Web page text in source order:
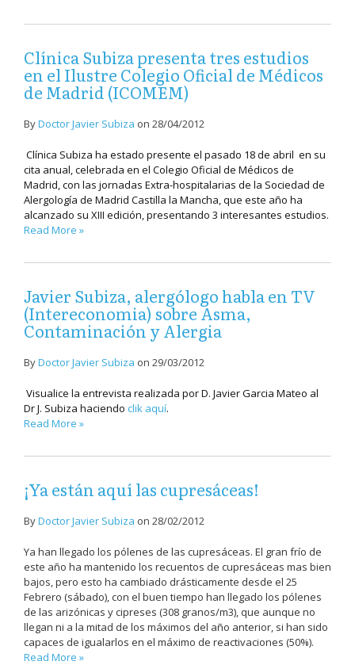
Clínica Subiza presenta tres estudios
en el Ilustre Colegio Oficial de Médicos
de Madrid (ICOMEM)
ByDoctor Javier Subiza on 28/04/2012
Clínica Subiza ha estado presente el pasado 18 de abril en su
cita anual, celebrada en el Colegio Oficial de Médicos de
Madrid, con las jornadas Extra-hospitalarias de la Sociedad de
Alergología de Madrid Castilla la Mancha, que este año ha
alcanzado su XIII edición, presentando 3 interesantes estudios.
Read More »
Javier Subiza, alergólogo habla en TV
(Intereconomia) sobre Asma,
Contaminación y Alergia
ByDoctor Javier Subiza on 29/03/2012
Visualice la entrevista realizada por D. Javier Garcia Mateo al
Dr J. Subiza haciendo clik aquí.
Read More »
¡Ya están aquí las cupresáceas!
ByDoctor Javier Subiza on 28/02/2012
Ya han llegado los pólenes de las cupresáceas. El gran frío de
este año ha mantenido los recuentos de cupresáceas mas bien
bajos, pero esto ha cambiado drásticamente desde el 25
Febrero (sábado), con el buen tiempo han llegado los pólenes
de las arizónicas y cipreses (308 granos/m3), que aunque no
llegan ni a la mitad de los máximos del año anterior, si han sido
capaces de igualarlos en el máximo de reactivaciones (50%).
Read More »